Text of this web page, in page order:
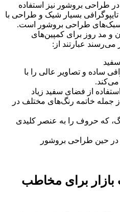
طراحی بروشور نیز استفاده
بسیار شیک و طراحی با
سبک‌های طراحی بروشور است.
و مد روز برای کمپین‌های
می‌رسند عبارتند از:
ساده و تصاویر عالی را با
می‌کند.
از فضای سفید زیاد
جمله خاتمه رنگ‌های مختلف در
که حروف را به عنصر کلیدی
در حین طراحی بروشور
بازار برای مخاطب